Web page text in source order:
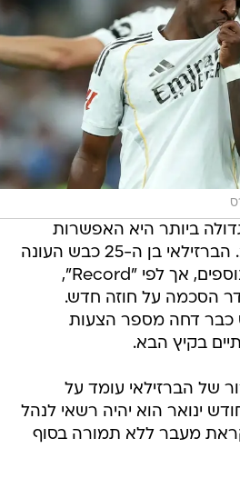
ביותר היא האפשרות
שוויניסיוס ג'וניור יעזוב. הברזילאי בן ה-25 כבש העונה
22 שערים ובישל 10 נוספים, אך לפי "Record",
הסכמה על חוזה חדש.
כבר דחה מספר הצעות
בקיץ הבא.
של הברזילאי עומד על
ינואר הוא יהיה רשאי לנהל
מעבר ללא תמורה בסוף